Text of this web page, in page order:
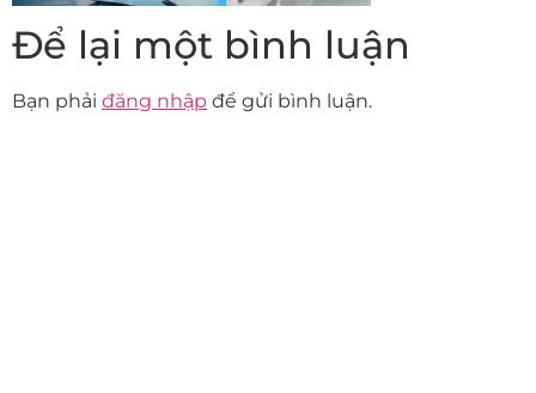
Để lại một bình luận
Bạn phải đăng nhập để gửi bình luận.